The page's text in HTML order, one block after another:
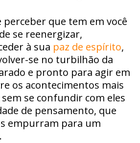
perceber que tem em você
se reenergizar,
à sua paz de espírito,
se no turbilhão da
e pronto para agir em
os acontecimentos mais
se confundir com eles
de pensamento, que
empurram para um